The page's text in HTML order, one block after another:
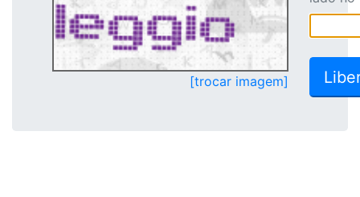
[trocar imagem]